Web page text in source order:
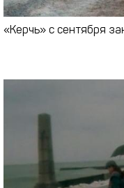
«Керчь» с сентября